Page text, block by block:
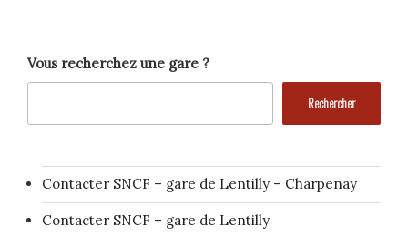
Vous recherchez une gare ?
Rechercher
Contacter SNCF – gare de Lentilly – Charpenay
Contacter SNCF – gare de Lentilly